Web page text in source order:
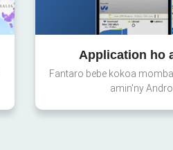
Application ho
Fantaro bebe kokoa
amin'ny